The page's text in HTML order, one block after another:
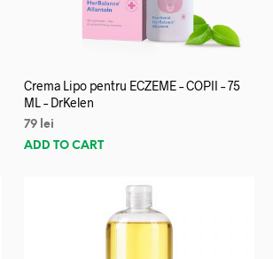
Crema Lipo pentru ECZEME – COPII – 75
ML – DrKelen
79 lei
ADD TO CART